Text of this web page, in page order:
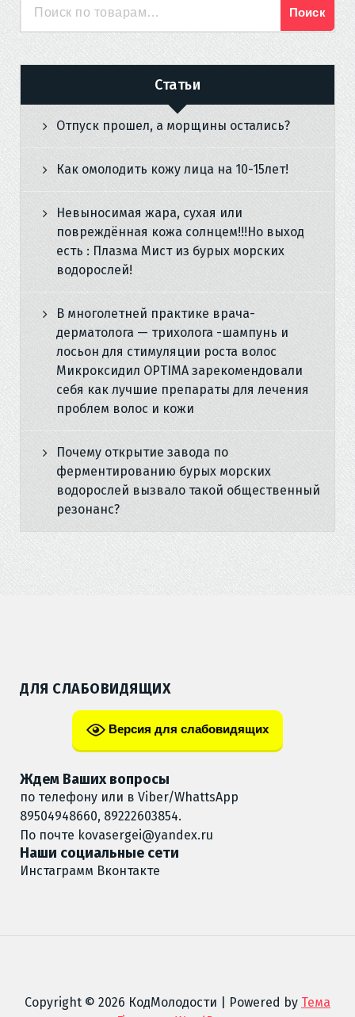
Поиск
Статьи
Отпуск прошел, а морщины остались?
Как омолодить кожу лица на 10-15лет!
Невыносимая жара, сухая или
повреждённая кожа солнцем!!!Но выход
есть : Плазма Мист из бурых морских
водорослей!
В многолетней практике врача-
дерматолога — трихолога -шампунь и
лосьон для стимуляции роста волос
Микроксидил OPTIMA зарекомендовали
себя как лучшие препараты для лечения
проблем волос и кожи
Почему открытие завода по
ферментированию бурых морских
водорослей вызвало такой общественный
резонанс?
ДЛЯ СЛАБОВИДЯЩИХ
Версия для слабовидящих
Ждем Ваших вопросы
по телефону или в Viber/WhattsApp
89504948660, 89222603854.
По почте kovasergei@yandex.ru
Наши социальные сети
Инстаграмм Вконтакте
Copyright © 2026 КодМолодости | Powered by Тема